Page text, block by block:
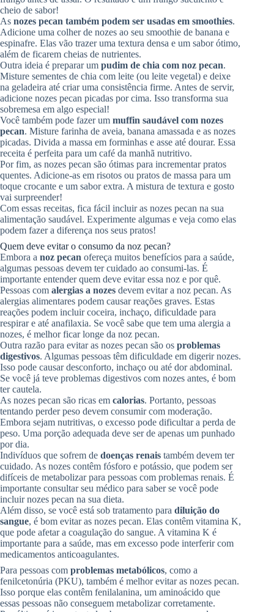
cheio de sabor!
As nozes pecan também podem ser usadas em smoothies.
Adicione uma colher de nozes ao seu smoothie de banana e
espinafre. Elas vão trazer uma textura densa e um sabor ótimo,
além de ficarem cheias de nutrientes.
Outra ideia é preparar um pudim de chia com noz pecan.
Misture sementes de chia com leite (ou leite vegetal) e deixe
na geladeira até criar uma consistência firme. Antes de servir,
adicione nozes pecan picadas por cima. Isso transforma sua
sobremesa em algo especial!
Você também pode fazer um muffin saudável com nozes
pecan. Misture farinha de aveia, banana amassada e as nozes
picadas. Divida a massa em forminhas e asse até dourar. Essa
receita é perfeita para um café da manhã nutritivo.
Por fim, as nozes pecan são ótimas para incrementar pratos
quentes. Adicione-as em risotos ou pratos de massa para um
toque crocante e um sabor extra. A mistura de textura e gosto
vai surpreender!
Com essas receitas, fica fácil incluir as nozes pecan na sua
alimentação saudável. Experimente algumas e veja como elas
podem fazer a diferença nos seus pratos!
Quem deve evitar o consumo da noz pecan?
Embora a noz pecan ofereça muitos benefícios para a saúde,
algumas pessoas devem ter cuidado ao consumi-las. É
importante entender quem deve evitar essa noz e por quê.
Pessoas com alergias a nozes devem evitar a noz pecan. As
alergias alimentares podem causar reações graves. Estas
reações podem incluir coceira, inchaço, dificuldade para
respirar e até anafilaxia. Se você sabe que tem uma alergia a
nozes, é melhor ficar longe da noz pecan.
Outra razão para evitar as nozes pecan são os problemas
digestivos. Algumas pessoas têm dificuldade em digerir nozes.
Isso pode causar desconforto, inchaço ou até dor abdominal.
Se você já teve problemas digestivos com nozes antes, é bom
ter cautela.
As nozes pecan são ricas em calorias. Portanto, pessoas
tentando perder peso devem consumir com moderação.
Embora sejam nutritivas, o excesso pode dificultar a perda de
peso. Uma porção adequada deve ser de apenas um punhado
por dia.
Indivíduos que sofrem de doenças renais também devem ter
cuidado. As nozes contêm fósforo e potássio, que podem ser
difíceis de metabolizar para pessoas com problemas renais. É
importante consultar seu médico para saber se você pode
incluir nozes pecan na sua dieta.
Além disso, se você está sob tratamento para diluição do
sangue, é bom evitar as nozes pecan. Elas contêm vitamina K,
que pode afetar a coagulação do sangue. A vitamina K é
importante para a saúde, mas em excesso pode interferir com
medicamentos anticoagulantes.
Para pessoas com problemas metabólicos, como a
fenilcetonúria (PKU), também é melhor evitar as nozes pecan.
Isso porque elas contêm fenilalanina, um aminoácido que
essas pessoas não conseguem metabolizar corretamente.